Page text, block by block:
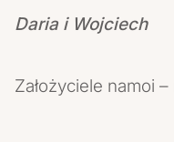
Daria i Wojciech
Założyciele namoi